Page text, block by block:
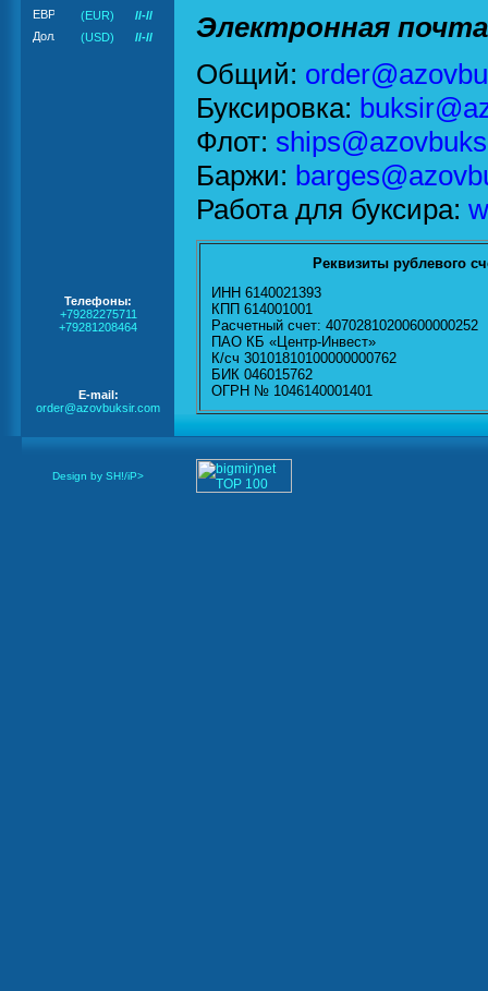
(EUR)
//-//
(USD)
//-//
Телефоны:
+79282275711
+79281208464
E-mail:
order@azovbuksir.com
Электронная
Общий:
Буксировка:
Флот:
Баржи:
Работа для буксира:
Реквизиты рублевого
ИНН 6140021393
КПП 614001001
Расчетный счет: 40702810200600000252
ПАО КБ «Центр-Инвест»
К/сч 30101810100000000762
БИК 046015762
ОГРН № 1046140001401
Design by SH!/iP>